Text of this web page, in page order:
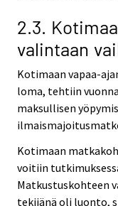
2.3.
valintaan
Kotimaan vapaa-
loma, tehtiin
maksullisen
Kotimaan
voitiin
Matkustuskohteen
tekijänä oli luonto,